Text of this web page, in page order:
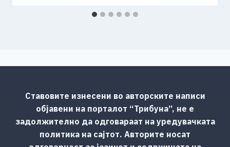
Ставовите изнесени во авторските написи
објавени на порталот “Трибуна”, не е
задолжително да одговараат на уредувачката
политика на сајтот. Авторите носат